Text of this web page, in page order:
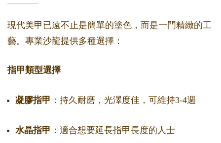
現代美甲已遠不止是簡單的塗色，而是一門精緻的工
藝。專業沙龍提供多種選擇：
指甲類型選擇
凝膠指甲 ：持久耐磨，光澤度佳，可維持3-4週
水晶指甲 ：適合想要延長指甲長度的人士